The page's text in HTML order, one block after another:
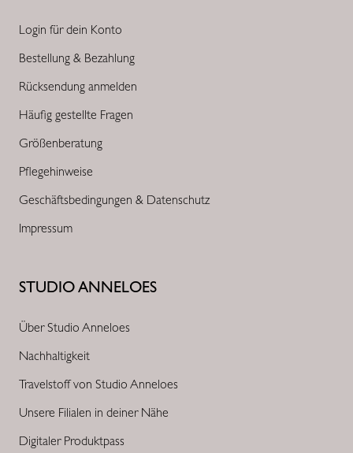
STUDIO ANNELOES
Über Studio Anneloes
Nachhaltigkeit
Travelstoff von Studio Anneloes
Unsere Filialen in deiner Nähe
Digitaler Produktpass
Login für dein Konto
Bestellung & Bezahlung
Rücksendung anmelden
Häufig gestellte Fragen
Größenberatung
Pflegehinweise
Geschäftsbedingungen & Datenschutz
Impressum